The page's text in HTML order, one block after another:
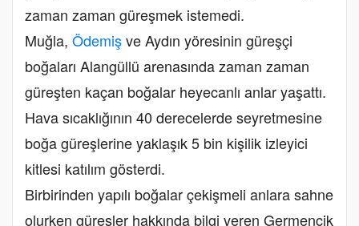
zaman zaman güreşmek istemedi.
Muğla, Ödemişve Aydın yöresinin güreşçi
boğaları Alangüllü arenasında zaman zaman
güreşten kaçan boğalar heyecanlı anlar yaşattı.
Hava sıcaklığının 40 derecelerde seyretmesine
boğa güreşlerine yaklaşık 5 bin kişilik izleyici
kitlesi katılım gösterdi.
Birbirinden yapılı boğalar çekişmeli anlara sahne
olurken güreşler hakkında bilgi veren Germencik